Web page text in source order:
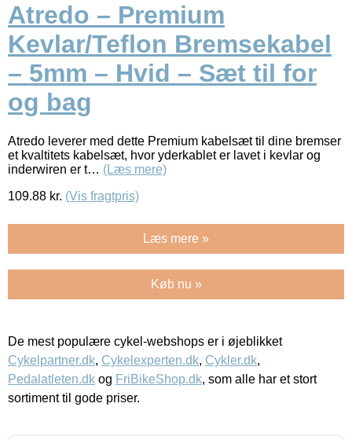
Atredo – Premium
Kevlar/Teflon Bremsekabel
– 5mm – Hvid – Sæt til for
og bag
Atredo leverer med dette Premium kabelsæt til dine bremser
et kvaltitets kabelsæt, hvor yderkablet er lavet i kevlar og
inderwiren er t… (Læs mere)
109.88 kr. (Vis fragtpris)
Læs mere »
Køb nu »
De mest populære cykel-webshops er i øjeblikket
Cykelpartner.dk, Cykelexperten.dk, Cykler.dk,
Pedalatleten.dk og FriBikeShop.dk, som alle har et stort
sortiment til gode priser.